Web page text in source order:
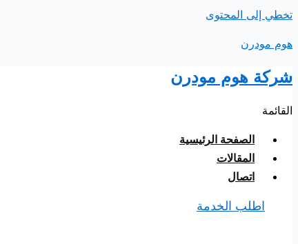
تخطي إلى المحتوى
هوم مودرن
شركة هوم مودرن
القائمة
الصفحة الرئيسية
المقالات
اتصال
اطلب الخدمة